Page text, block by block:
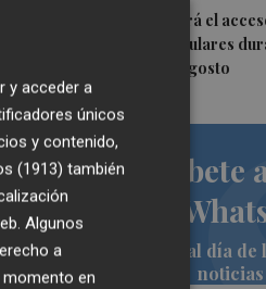
Xàtiva restringirá el
vehículos particulares
próximo 12 de agosto
Suscríbete
de
Siempre al día
noticias
y
y acceder a
únicos
y contenido,
(1913) también
Algunos
a
momento en